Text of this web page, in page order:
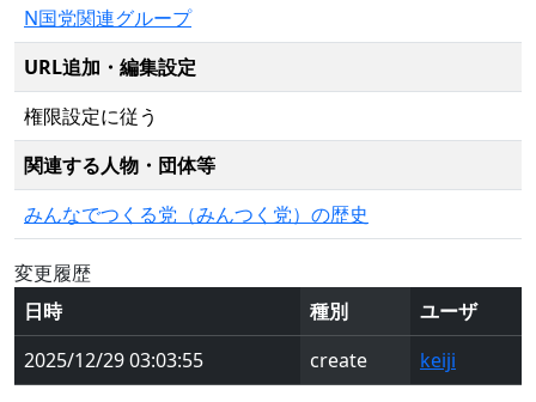
N国党関連グループ
URL追加・編集設定
権限設定に従う
関連する人物・団体等
みんなでつくる党（みんつく党）の歴史
変更履歴
日時
種別
ユーザ
2025/12/29 03:03:55
create keiji